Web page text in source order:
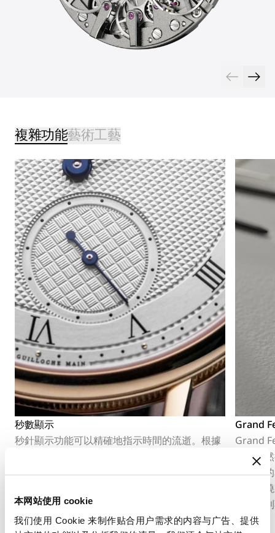
本网站使用 cookie
我们使用 Cookie 来制作贴合用户需求的内容与广告、提供
複雜功能藝術工藝
秒數顯示
秒針顯示功能可以精確地指示時間的流逝。根據
秒盤，並融入錶盤的整體佈局之中。
Grand
Grand
盤上，
且明亮
每一次
使其受